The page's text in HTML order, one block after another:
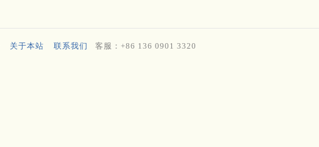
关于本站 联系我们 客服：+86 136 0901 3320